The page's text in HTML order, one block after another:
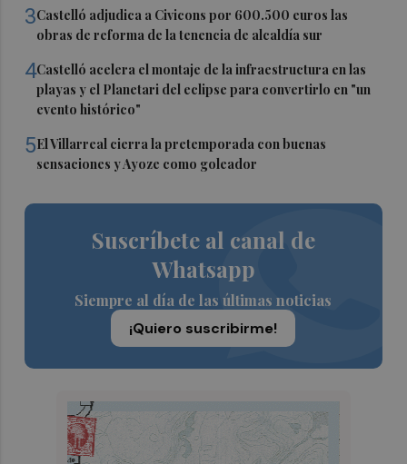
3Castelló adjudica a Civicons por 600.500 euros las
obras de reforma de la tenencia de alcaldía sur
4Castelló acelera el montaje de la infraestructura en las
playas y el Planetari del eclipse para convertirlo en "un
evento histórico"
5El Villarreal cierra la pretemporada con buenas
sensaciones y Ayoze como goleador
Suscríbete al canal de
Whatsapp
Siempre al día de las últimas noticias
¡Quiero suscribirme!